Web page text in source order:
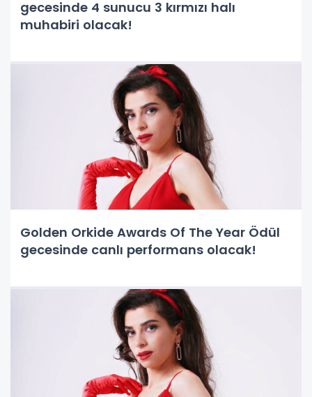
gecesinde 4 sunucu 3 kırmızı halı
muhabiri olacak!
Golden Orkide Awards Of The Year Ödül
gecesinde canlı performans olacak!